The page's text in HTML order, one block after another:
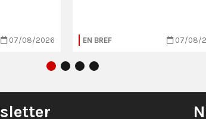
07/08/2026 EN BREF 07/08/